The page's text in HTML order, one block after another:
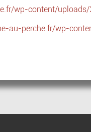
wp-content/
au-perche.fr/wp-